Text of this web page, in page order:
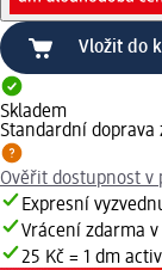
Vložit do
Skladem
Standardní doprava
Ověřit dostupnost v
Expresní
Vrácení zdarma
25 Kč = 1 dm